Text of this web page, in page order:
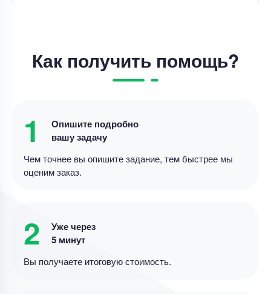
Цена 10000 ₽
Отчет по практике – Организационная –
Студландия на заказ
дополнительного образования – базой практики,
системой ее работы. Составление плана
прохождения практики Тема 2. Изучение
нормативно-правовых документов,
Уникальность50%
Как получить помощь?
1
Опишите подробно
вашу задачу
Чем точнее вы опишите задание, тем быстрее мы
оценим заказ.
2
Уже через
5 минут
Вы получаете итоговую стоимость.